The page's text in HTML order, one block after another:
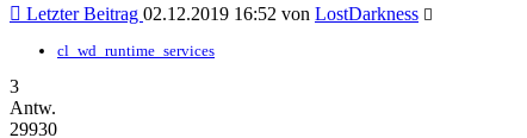
Letzter Beitrag 02.12.2019 16:52 von LostDarkness
cl_wd_runtime_services
3
Antw.
29930